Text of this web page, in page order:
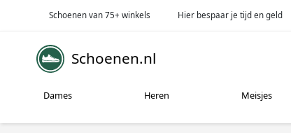
Schoenen van 75+ winkels Hier bespaar je tijd en geld
Schoenen.nl
Dames Heren Meisjes